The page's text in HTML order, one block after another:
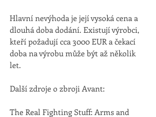
Hlavní nevýhoda je její vysoká cena a
dlouhá doba dodání. Existují výrobci,
kteří požadují cca 3000 EUR a čekací
doba na výrobu může být až několik
let.
Další zdroje o zbroji Avant:
The Real Fighting Stuff: Arms and